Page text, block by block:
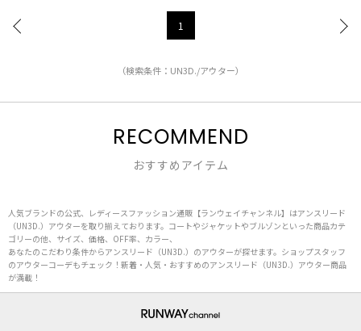
1
（検索条件：UN3D./アウター）
RECOMMEND
おすすめアイテム
人気ブランドの公式、レディースファッション通販【ランウェイチャンネル】はアンスリード
（UN3D.）アウターを取り揃えております。コートやジャケットやブルゾンといった商品カテ
ゴリーの他、サイズ、価格、OFF率、カラー、
あなたのこだわり条件からアンスリード（UN3D.）のアウターが探せます。ショップスタッフ
のアウターコーデもチェック！新着・人気・おすすめのアンスリード（UN3D.）アウター商品
が満載！